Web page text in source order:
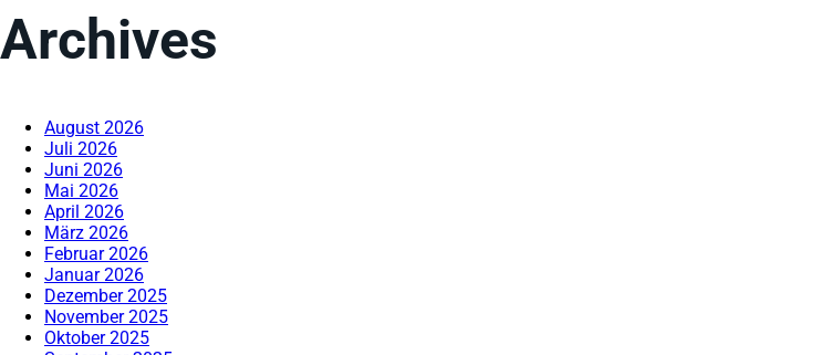
Archives
August 2026
Juli 2026
Juni 2026
Mai 2026
April 2026
März 2026
Februar 2026
Januar 2026
Dezember 2025
November 2025
Oktober 2025